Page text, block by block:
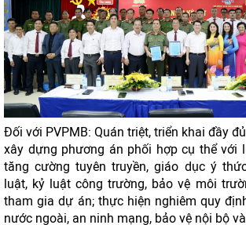
Đối với PVPMB: Quán triệt, triển khai đầy
xây dựng phương án phối hợp cụ thể với
tăng cường tuyên truyền, giáo dục ý
luật, kỷ luật công trường, bảo vệ môi
tham gia dự án; thực hiện nghiêm quy
nước ngoài, an ninh mạng, bảo vệ nội bộ